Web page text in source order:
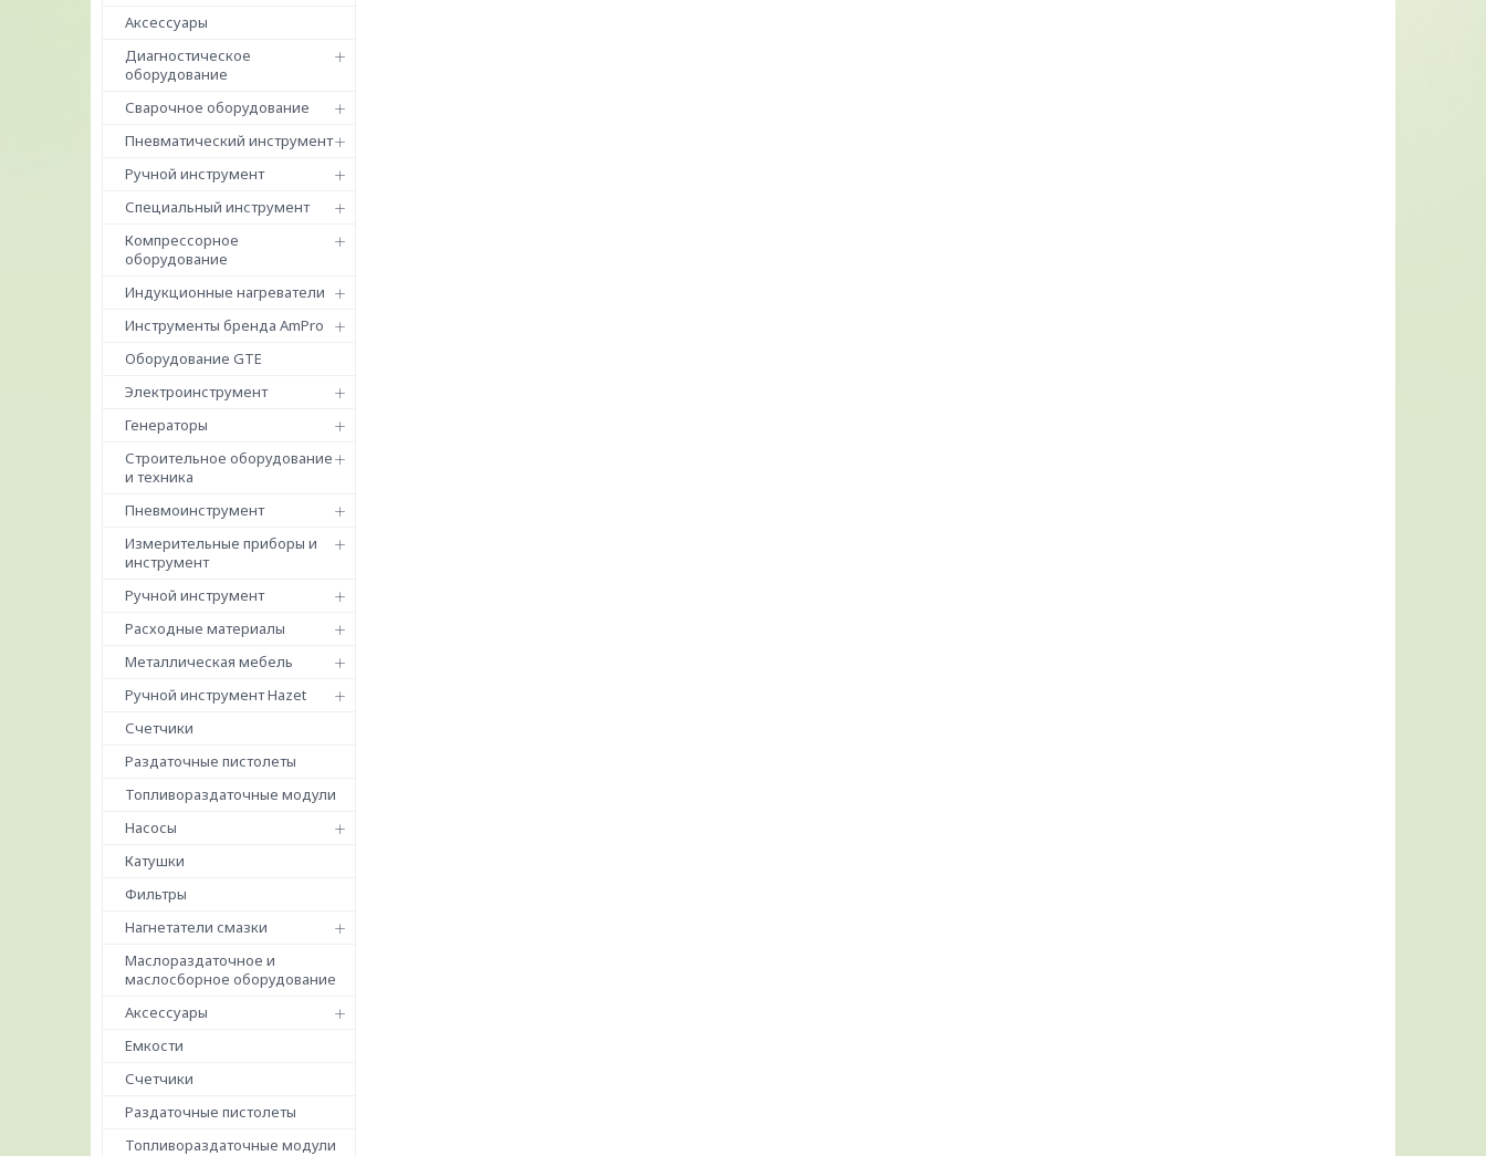
Аксессуары
Диагностическое
оборудование
Сварочное оборудование
Пневматический инструмент
Ручной инструмент
Специальный инструмент
Компрессорное
оборудование
Индукционные нагреватели
Инструменты бренда AmPro
Оборудование GTE
Электроинструмент
Генераторы
Строительное оборудование
и техника
Пневмоинструмент
Измерительные приборы и
инструмент
Ручной инструмент
Расходные материалы
Металлическая мебель
Ручной инструмент Hazet
Счетчики
Раздаточные пистолеты
Топливораздаточные модули
Насосы
Катушки
Фильтры
Нагнетатели смазки
Маслораздаточное и
маслосборное оборудование
Аксессуары
Емкости
Счетчики
Раздаточные пистолеты
Топливораздаточные модули